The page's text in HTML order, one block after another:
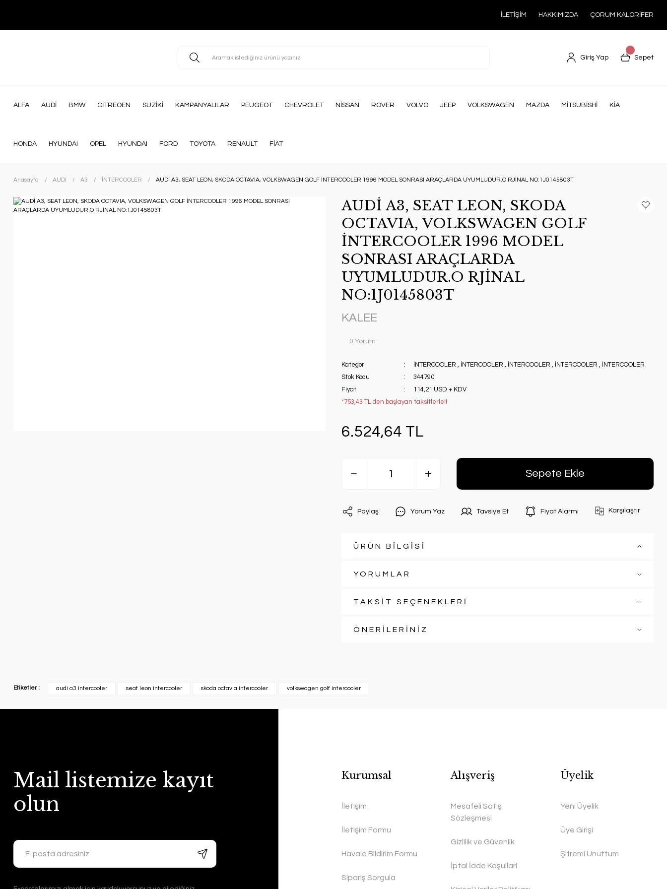
İLETİŞİM HAKKIMIZDA ÇORUM KALORİFER
Giriş Yap Sepet
ALFA AUDİ BMW CİTREOEN SUZİKİ KAMPANYALILAR PEUGEOT CHEVROLET NİSSAN ROVER VOLVO JEEP VOLKSWAGEN MAZDA MİTSUBİSHİ KİA
HONDA HYUNDAI OPEL HYUNDAI FORD TOYOTA RENAULT FİAT
Anasayfa AUDI A3 İNTERCOOLER AUDİ A3, SEAT LEON, SKODA OCTAVIA, VOLKSWAGEN GOLF İNTERCOOLER 1996 MODEL SONRASI ARAÇLARDA UYUMLUDUR.O RJİNAL NO:1J0145803T
AUDİ A3, SEAT LEON, SKODA
OCTAVIA, VOLKSWAGEN GOLF
İNTERCOOLER 1996 MODEL
SONRASI ARAÇLARDA
UYUMLUDUR.O RJİNAL
NO:1J0145803T
KALEE
0 Yorum
Kategori İNTERCOOLER , İNTERCOOLER , İNTERCOOLER , İNTERCOOLER , İNTERCOOLER
Stok Kodu
344790
Fiyat
114,21 USD + KDV
*753,43 TL den başlayan taksitlerle!!
6.524,64 TL
Sepete Ekle
Paylaş Yorum Yaz Tavsiye Et Fiyat Alarmı Karşılaştır
ÜRÜN BİLGİSİ
YORUMLAR
TAKSİT SEÇENEKLERİ
ÖNERİLERİNİZ
Etiketler : audi a3 intercooler seat leon intercooler skoda octavıa intercooler volkswagen golf intercooler
Mail listemize kayıt
olun
Kurumsal
İletişim
İletişim Formu
Havale Bildirim Formu
Sipariş Sorgula
Alışveriş
Mesafeli Satış
Sözleşmesi
Gizlilik ve Güvenlik
İptal İade Koşullari
Üyelik
Yeni Üyelik
Üye Girişi
Şifremi Unuttum